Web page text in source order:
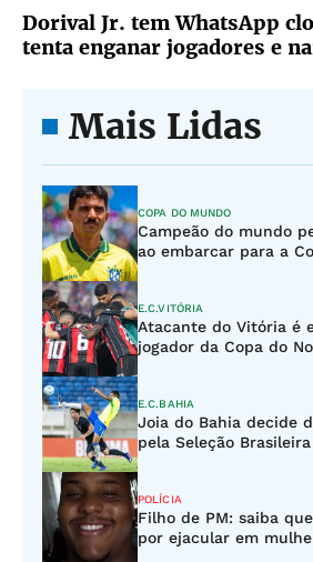
Dorival Jr. tem WhatsApp
tenta enganar jogadores e
Mais Lidas
COPA DO MUNDO
Campeão do mundo
ao embarcar para a
E.C.VITÓRIA
Atacante do Vitória é
jogador da Copa do
E.C.BAHIA
Joia do Bahia decide
pela Seleção
POLÍCIA
Filho de PM: saiba
por ejacular em